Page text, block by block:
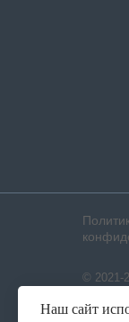
© 2021-
Наш сайт